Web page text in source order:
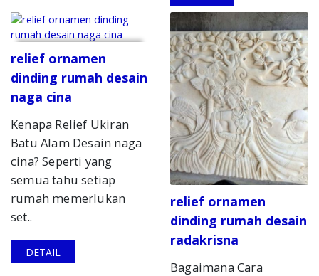
relief ornamen
dinding rumah desain
naga cina
Kenapa Relief Ukiran
Batu Alam Desain naga
cina? Seperti yang
semua tahu setiap
rumah memerlukan
set..
DETAIL
relief ornamen
dinding rumah desain
radakrisna
Bagaimana Cara